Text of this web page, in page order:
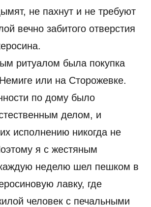
не пахнут и не требуют
вечно забитого отверстия
ритуалом была покупка
или на Сторожевке.
по дому было
делом, и
исполнению никогда не
я с жестяным
неделю шел пешком в
лавку, где
человек с печальными